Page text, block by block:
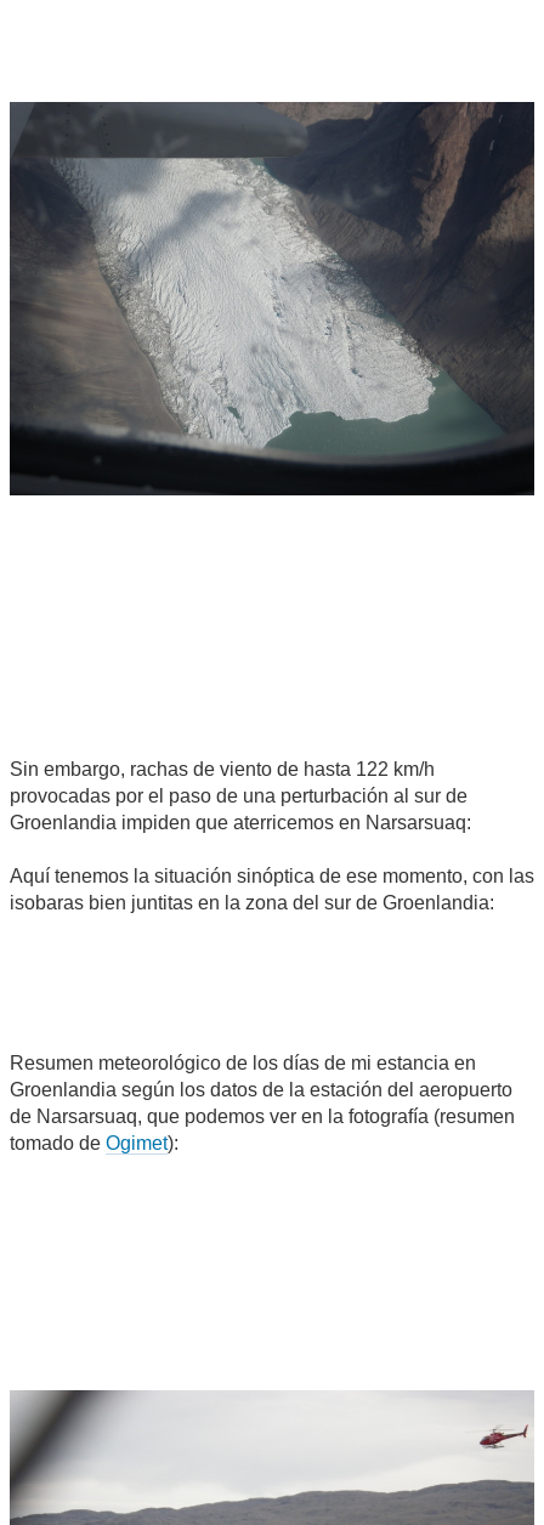
Sin embargo, rachas de viento de hasta 122 km/h
provocadas por el paso de una perturbación al sur de
Groenlandia impiden que aterricemos en Narsarsuaq:
Aquí tenemos la situación sinóptica de ese momento, con las
isobaras bien juntitas en la zona del sur de Groenlandia:
Resumen meteorológico de los días de mi estancia en
Groenlandia según los datos de la estación del aeropuerto
de Narsarsuaq, que podemos ver en la fotografía (resumen
tomado de Ogimet):